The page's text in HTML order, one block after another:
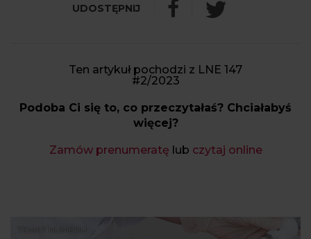
Ten artykuł pochodzi z LNE 147
#2/2023
Podoba Ci się to, co przeczytałaś? Chciałabyś
więcej?
Zamów prenumeratę lub czytaj online
TEMAT NUMERU